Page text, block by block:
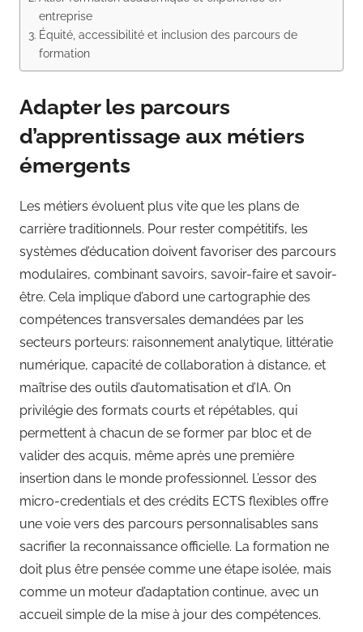
entreprise
Équité, accessibilité et inclusion des parcours de
formation
Adapter les parcours
d’apprentissage aux métiers
émergents
Les métiers évoluent plus vite que les plans de
carrière traditionnels. Pour rester compétitifs, les
systèmes d’éducation doivent favoriser des parcours
modulaires, combinant savoirs, savoir-faire et savoir-
être. Cela implique d’abord une cartographie des
compétences transversales demandées par les
secteurs porteurs: raisonnement analytique, littératie
numérique, capacité de collaboration à distance, et
maîtrise des outils d’automatisation et d’IA. On
privilégie des formats courts et répétables, qui
permettent à chacun de se former par bloc et de
valider des acquis, même après une première
insertion dans le monde professionnel. L’essor des
micro-credentials et des crédits ECTS flexibles offre
une voie vers des parcours personnalisables sans
sacrifier la reconnaissance officielle. La formation ne
doit plus être pensée comme une étape isolée, mais
comme un moteur d’adaptation continue, avec un
accueil simple de la mise à jour des compétences.